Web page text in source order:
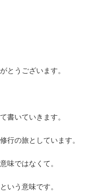
とうございます。
書いていきます。
行の旅としています。
味ではなくて。
いう意味です。